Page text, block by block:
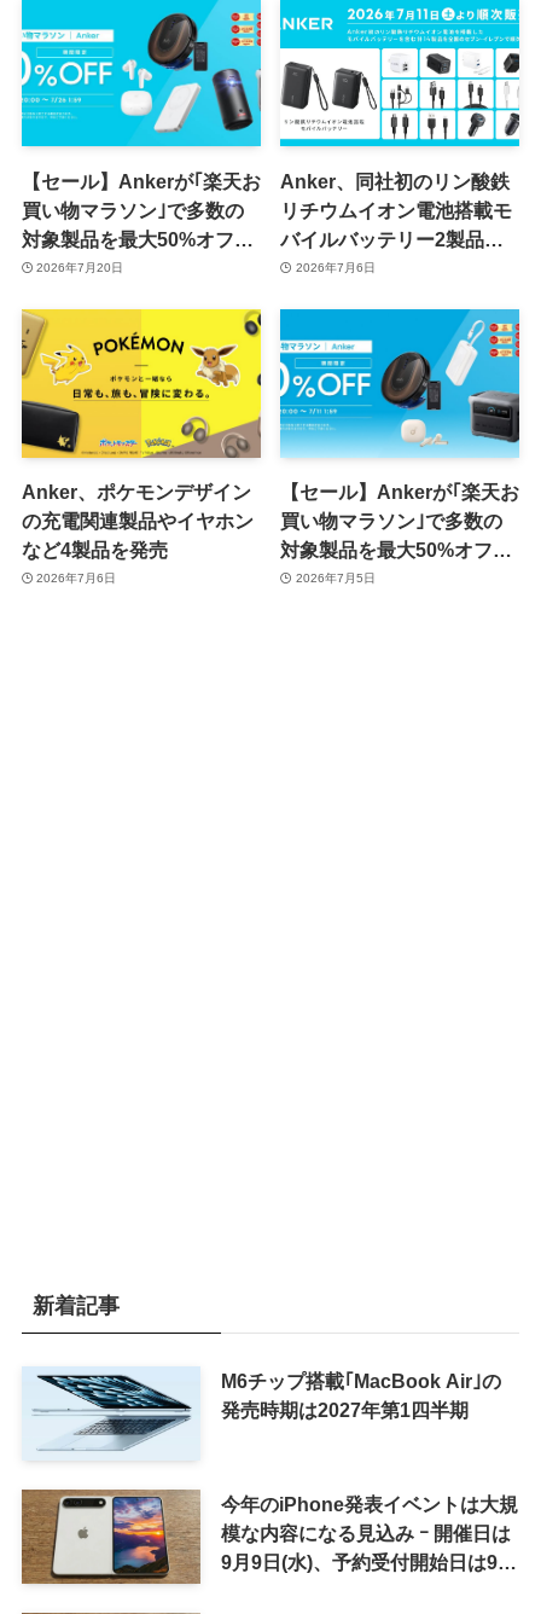
象に
【セール】Ankerが｢楽天お
買い物マラソン｣で多数の
対象製品を最大50%オフで
販売するセールを開催中
2026年7月20日
Anker、同社初のリン酸鉄
リチウムイオン電池搭載モ
バイルバッテリー2製品を
含む14製品をセブン-イレ
2026年7月6日
Anker、ポケモンデザイン
の充電関連製品やイヤホン
など4製品を発売
2026年7月6日
【セール】Ankerが｢楽天お
買い物マラソン｣で多数の
対象製品を最大50%オフで
販売するセールを開催中
2026年7月5日
新着記事
M6チップ搭載｢MacBook Air｣の
発売時期は2027年第1四半期
今年のiPhone発表イベントは大規
模な内容になる見込み ｰ 開催日は
9月9日(水)、予約受付開始日は9月